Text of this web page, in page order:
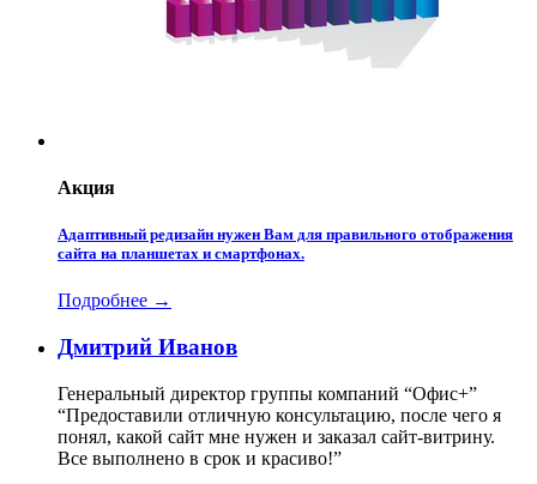
Акция
Адаптивный редизайн нужен Вам для правильного отображения
сайта на планшетах и смартфонах.
Подробнее →
Дмитрий Иванов
Генеральный директор группы компаний “Офис+”
“Предоставили отличную консультацию, после чего я
понял, какой сайт мне нужен и заказал сайт-витрину.
Все выполнено в срок и красиво!”